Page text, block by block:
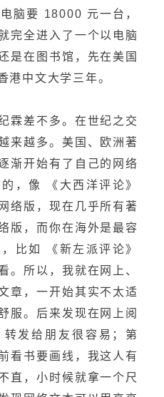
脑要 18000 元一台，
完全进入了一个以电脑
是在图书馆，先在美国
港中文大学三年。
霖差不多。在世纪之交
来越多。美国、欧洲著
渐开始有了自己的网络
，像 《大西洋评论》
络版，现在几乎所有著
版，而你在海外是最容
比如 《新左派评论》
。所以，我就在网上、
章，一开始其实不太适
服。后来发现在网上阅
发给朋友很容易；第
看书要画线，我这人有
直，小时候就拿一个尺